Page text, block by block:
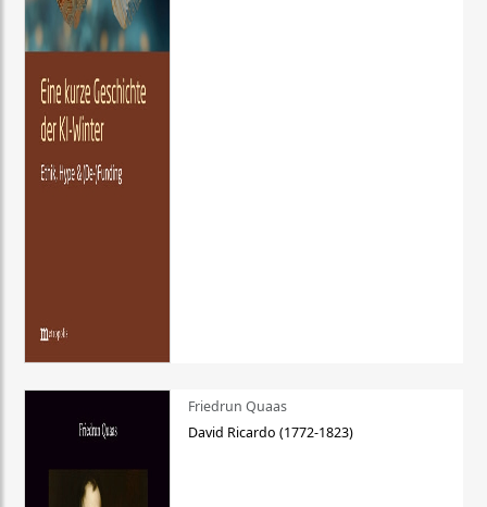
Friedrun Quaas
David Ricardo (1772-1823)